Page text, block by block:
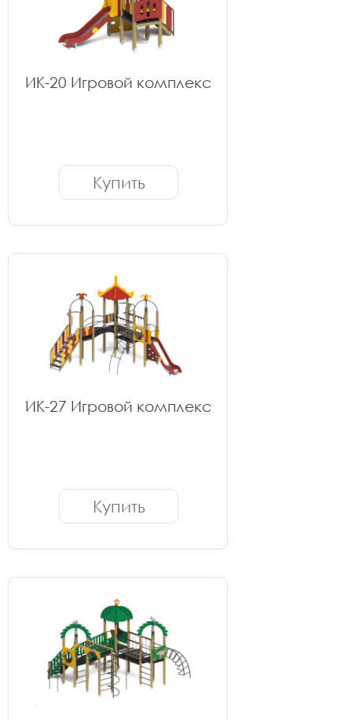
ИК-20 Игровой комплекс
Купить
ИК-27 Игровой комплекс
Купить